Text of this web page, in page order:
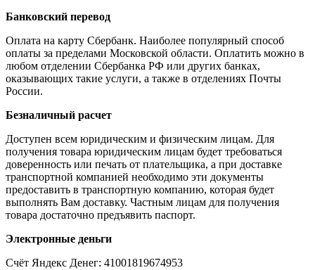
Банковский перевод
Оплата на карту Сбербанк. Наиболее популярный способ
оплаты за пределами Московской области. Оплатить можно в
любом отделении Сбербанка РФ или других банках,
оказывающих такие услуги, а также в отделениях Почты
России.
Безналичный расчет
Доступен всем юридическим и физическим лицам. Для
получения товара юридическим лицам будет требоваться
доверенность или печать от плательщика, а при доставке
транспортной компанией необходимо эти документы
предоставить в транспортную компанию, которая будет
выполнять Вам доставку. Частным лицам для получения
товара достаточно предъявить паспорт.
Электронные деньги
Счёт Яндекс Денег: 41001819674953